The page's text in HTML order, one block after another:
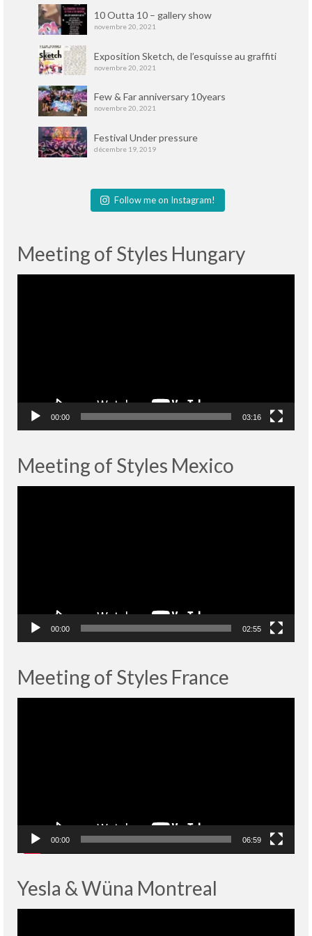
10 Outta 10 – gallery show
novembre 20, 2021
Exposition Sketch, de l’esquisse au graffiti
novembre 20, 2021
Few & Far anniversary 10years
novembre 20, 2021
Festival Under pressure
décembre 19, 2019
Follow me on Instagram!
Meeting of Styles Hungary
00:00 03:16
Meeting of Styles Mexico
00:00 02:55
Meeting of Styles France
00:00 06:59
Yesla & Wüna Montreal